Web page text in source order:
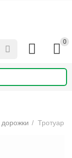
0
/